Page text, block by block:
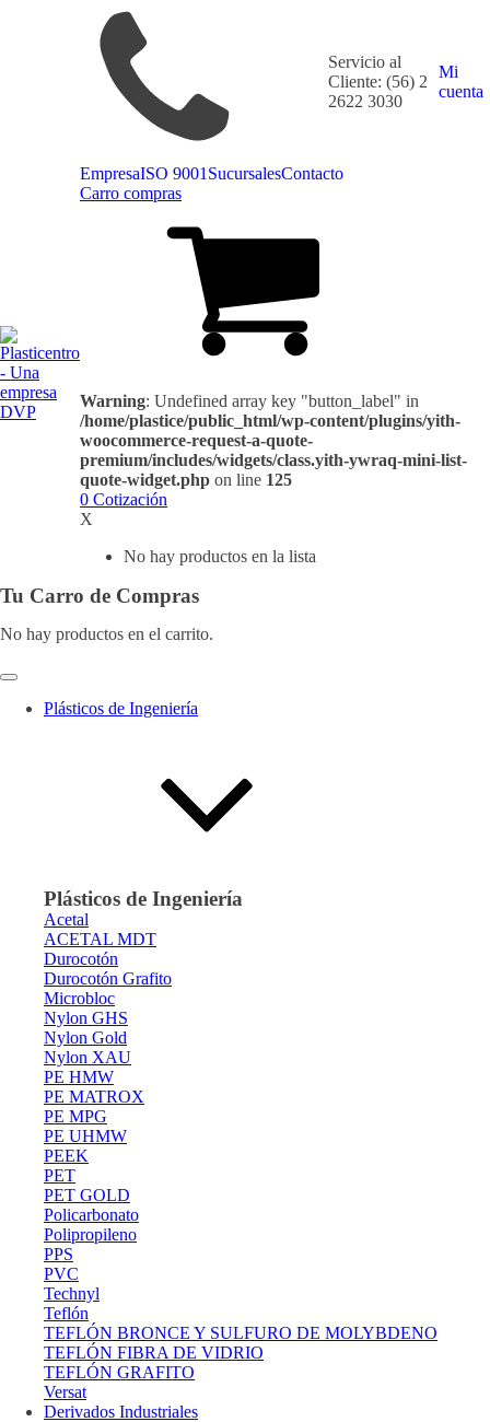
Servicio al
Cliente: (56) 2
2622 3030
Mi
cuenta
EmpresaISO 9001 SucursalesContacto
Carro compras
Warning: Undefined array key "button_label" in
/home/plastice/public_html/wp-content/plugins/yith-
woocommerce-request-a-quote-
premium/includes/widgets/class.yith-ywraq-mini-list-
quote-widget.php on line 125
0 Cotización
X
No hay productos en la lista
Tu Carro de Compras
No hay productos en el carrito.
Plásticos de Ingeniería
Plásticos de Ingeniería
Acetal
ACETAL MDT
Durocotón
Durocotón Grafito
Microbloc
Nylon GHS
Nylon Gold
Nylon XAU
PE HMW
PE MATROX
PE MPG
PE UHMW
PEEK
PET
PET GOLD
Policarbonato
Polipropileno
PPS
PVC
Technyl
Teflón
TEFLÓN BRONCE Y SULFURO DE MOLYBDENO
TEFLÓN FIBRA DE VIDRIO
TEFLÓN GRAFITO
Versat
Derivados Industriales